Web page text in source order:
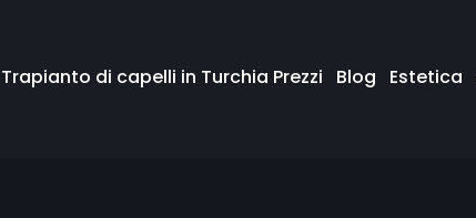
Trapianto di capelli in Turchia Prezzi Blog Estetica